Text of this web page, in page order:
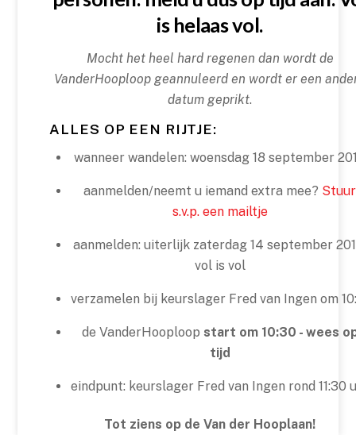
is helaas vol.
Mocht het heel hard regenen dan wordt de
VanderHooploop geannuleerd en wordt er een
datum geprikt.
ALLES OP EEN RIJTJE:
wanneer wandelen: woensdag 18 september
aanmelden/neemt u iemand extra mee? Stuur
s.v.p. een mailtje
aanmelden: uiterlijk zaterdag 14 september
vol is vol
verzamelen bij keurslager Fred van Ingen om
de VanderHooploop start om 10:30 - wees
tijd
eindpunt: keurslager Fred van Ingen rond 11:30
Tot ziens op de Van der Hooplaan!